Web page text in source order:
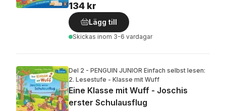
134 kr
Lägg till
Skickas inom 3-6 vardagar
Del 2 - PENGUIN JUNIOR Einfach selbst lesen:
2. Lesestufe - Klasse mit Wuff
Eine Klasse mit Wuff - Joschis
erster Schulausflug